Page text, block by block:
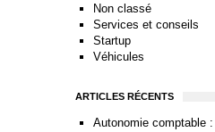
Non classé
Services et conseils
Startup
Véhicules
ARTICLES RÉCENTS
Autonomie comptable